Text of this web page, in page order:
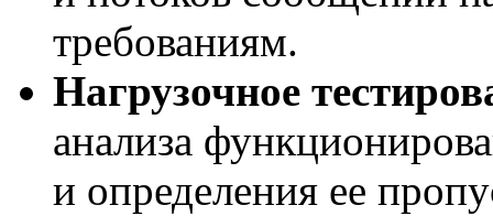
требованиям.
Нагрузочное
анализа
и определения ее